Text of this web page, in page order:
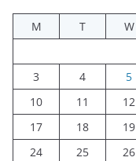
M T W
3
4 5
10
11 12
17
18 19
24
25 26